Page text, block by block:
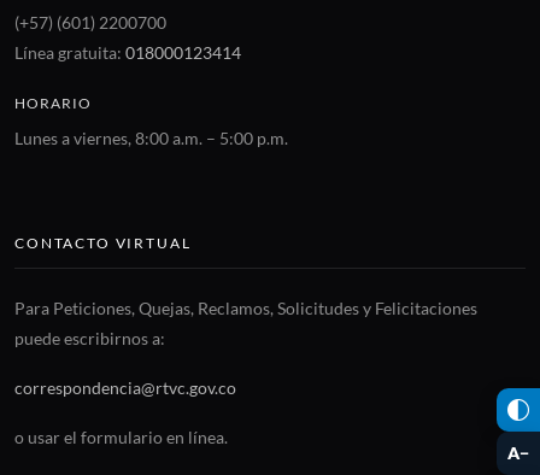
A−
(+57) (601) 2200700
Línea gratuita: 018000123414
HORARIO
Lunes a viernes, 8:00 a.m. – 5:00 p.m.
CONTACTO VIRTUAL
Para Peticiones, Quejas, Reclamos, Solicitudes y Felicitaciones
puede escribirnos a:
correspondencia@rtvc.gov.co
o usar el formulario en línea.